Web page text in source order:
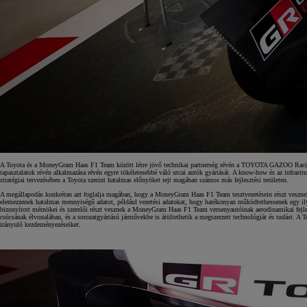
A Toyota és a MoneyGram Haas F1 Team között létre jövő technikai partnerség révén a TOYOTA GAZOO
tapasztalatok révén alkalmazása révén egyre tökéletesebbé váló utcai autók gyártását. A know-how és az
stratégiai tervezésében a Toyota szerint hatalmas előnyöket rejt magában számos más fejlesztési területen.
A megállapodás konkrétan azt foglalja magában, hogy a MoneyGram Haas F1 Team tesztvezetésein részt
elemezzenek hatalmas mennyiségű adatot, például vezetési adatokat, hogy hatékonyan működtethessenek
bizonyított mérnökei és szerelői részt vesznek a MoneyGram Haas F1 Team versenyautóinak aerodinamikai
csúcsának élvonalában, és a sorozatgyártású járművekbe is átültethetik a megszerzett technológiát és tudást.
irányuló kezdeményezéseiket.